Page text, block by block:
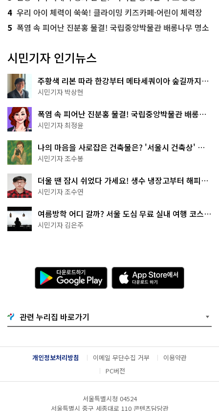
4 우리 아이 체력이 쑥쑥! 클라이밍 키즈카페·어린이 체력장
5 폭염 속 피어난 진분홍 물결! 국립중앙박물관 배롱나무 명소
시민기자 인기뉴스
주황색 리본 따라 한강부터 메타세쿼이아 숲길까지…
서울둘레길 15코스
시민기자 박상현
폭염 속 피어난 진분홍 물결! 국립중앙박물관 배롱나
무 명소
시민기자 최정윤
나의 마음을 사로잡은 건축물은? '서울시 건축상' 수
상작 공개!
시민기자 조수봉
더울 땐 잠시 쉬었다 가세요! 생수 냉장고부터 해피소
·무더위쉼터까지
시민기자 조수연
여름방학 어디 갈까? 서울 도심 무료 실내 여행 코스
추천
시민기자 김은주
다
운
로
기
G
o
g
l
e
l
A
p
p
e
서
다
운
드
관련 누리집 바로가기
개인정보처리방침 이메일 무단수집 거부
이용약관
PC버전
서울특별시청 04524
서울특별시 중구 세종대로 110 콘텐츠담당관